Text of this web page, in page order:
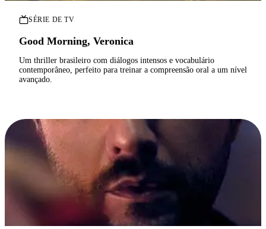
SÉRIE DE TV
Good Morning, Veronica
Um thriller brasileiro com diálogos intensos e vocabulário
contemporâneo, perfeito para treinar a compreensão oral a um nível
avançado.